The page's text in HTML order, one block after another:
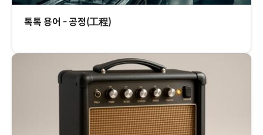
톡톡 용어 - 공정(工程)